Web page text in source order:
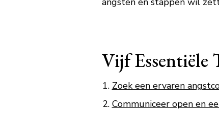
Vijf Essentiële
Zoek een ervaren
Communiceer open en